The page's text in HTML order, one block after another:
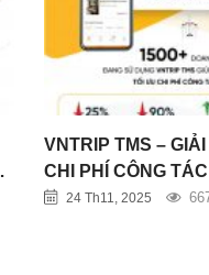
VNTRIP TMS –
CHI PHÍ CÔNG
NGHIỆP
24 Th11, 2025